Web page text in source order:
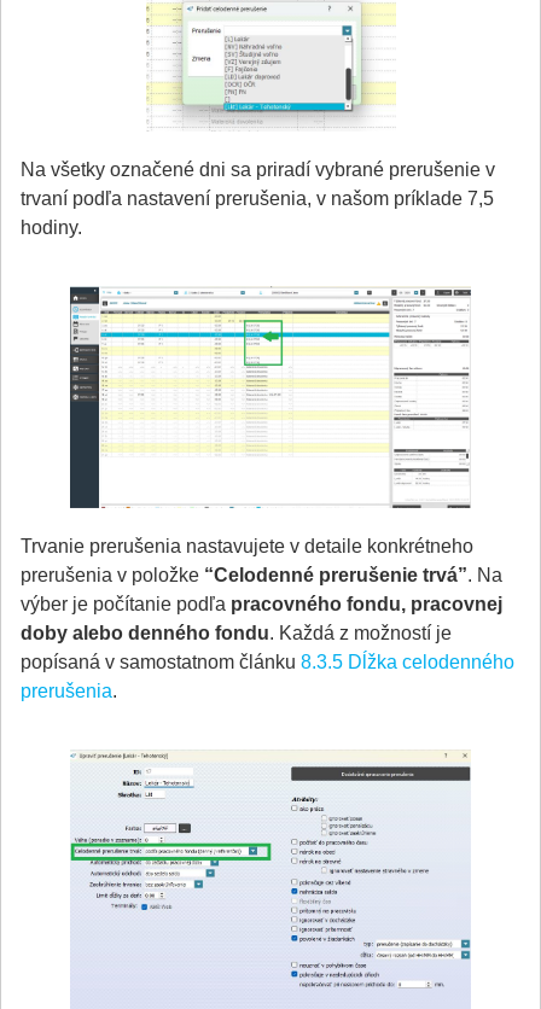
Na všetky označené dni sa priradí vybrané prerušenie v
trvaní podľa nastavení prerušenia, v našom príklade 7,5
hodiny.
Trvanie prerušenia nastavujete v detaile konkrétneho
prerušenia v položke “Celodenné prerušenie trvá”. Na
výber je počítanie podľa pracovného fondu, pracovnej
doby alebo denného fondu. Každá z možností je
popísaná v samostatnom článku 8.3.5 Dĺžka celodenného
prerušenia.